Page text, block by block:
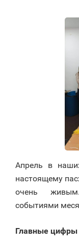
Апрель в
настоящему
очень
событиями
Главные цифры